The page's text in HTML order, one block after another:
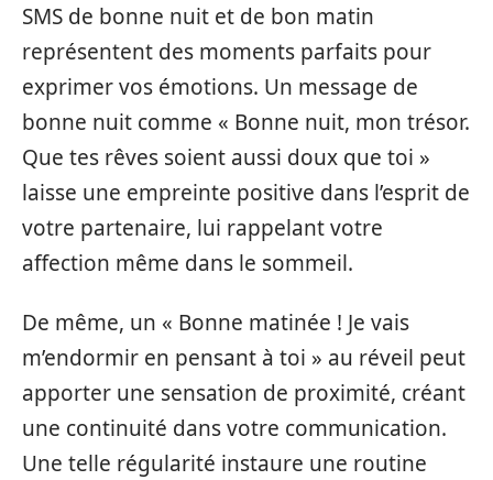
SMS de bonne nuit et de bon matin
représentent des moments parfaits pour
exprimer vos émotions. Un message de
bonne nuit comme « Bonne nuit, mon trésor.
Que tes rêves soient aussi doux que toi »
laisse une empreinte positive dans l’esprit de
votre partenaire, lui rappelant votre
affection même dans le sommeil.
De même, un « Bonne matinée ! Je vais
m’endormir en pensant à toi » au réveil peut
apporter une sensation de proximité, créant
une continuité dans votre communication.
Une telle régularité instaure une routine